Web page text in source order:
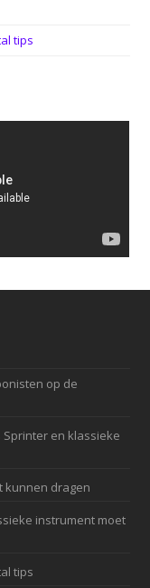
tips
op de
en klassieke
kunnen dragen
instrument moet
tips